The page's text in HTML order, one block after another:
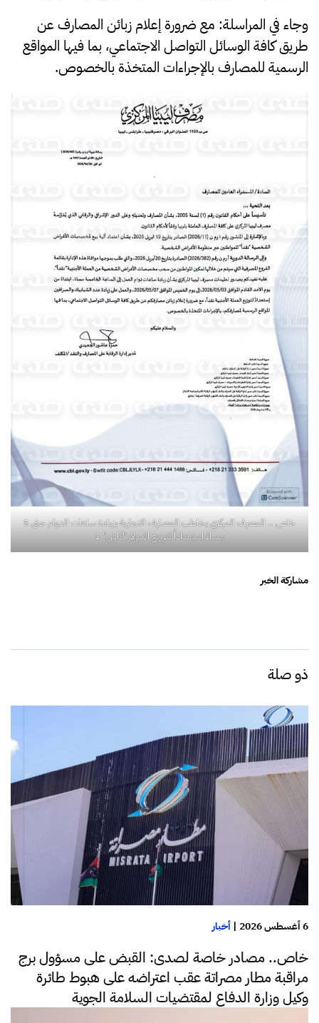
وجاء في المراسلة: مع ضرورة إعلام زبائن المصارف عن
طريق كافة الوسائل التواصل الاجتماعي، بما فيها المواقع
الرسمية للمصارف بالإجراءات المتخذة بالخصوص.
خاص .. المصرف المركزي يخاطب المصارف التجارية بزيادة ساعات الدوام حتى 5
مساءً استعداداً لتوزيع الدولار "كاش" 1
مشاركة الخبر
ذو صلة
6 أغسطس 2026 | أخبار
خاص.. مصادر خاصة لصدى: القبض على مسؤول برج
مراقبة مطار مصراتة عقب اعتراضه على هبوط طائرة
وكيل وزارة الدفاع لمقتضيات السلامة الجوية